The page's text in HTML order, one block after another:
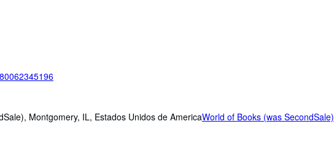
Montgomery, IL, Estados Unidos de AmericaWorld of Books (was SecondSale)